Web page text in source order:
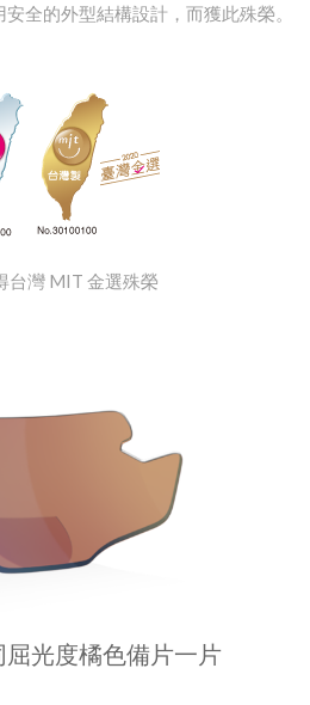
全的外型結構設計，而獲此殊榮。
台灣 MIT 金選殊榮
光度橘色備片一片